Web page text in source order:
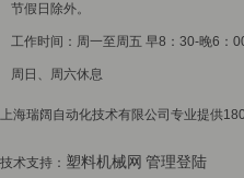
节假日除外。
工作时间：周一至周五 早8：30-晚6：
周日、周六休息
上海瑞阔自动化技术有限公司专业提供
技术支持： 塑料机械网 管理登陆